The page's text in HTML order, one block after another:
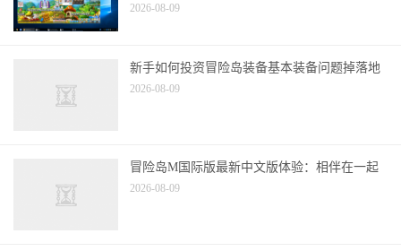
2026-08-09
新手如何投资冒险岛装备基本装备问题掉落地
2026-08-09
冒险岛M国际版最新中文版体验：相伴在一起
2026-08-09